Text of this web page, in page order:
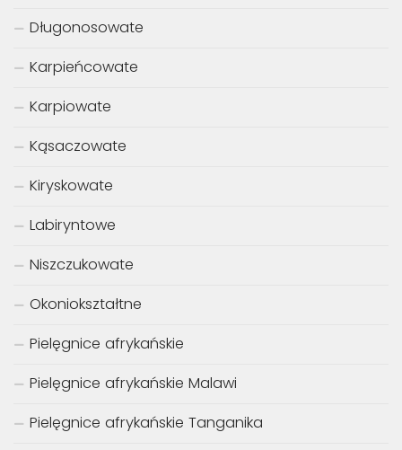
Długonosowate
Karpieńcowate
Karpiowate
Kąsaczowate
Kiryskowate
Labiryntowe
Niszczukowate
Okoniokształtne
Pielęgnice afrykańskie
Pielęgnice afrykańskie Malawi
Pielęgnice afrykańskie Tanganika